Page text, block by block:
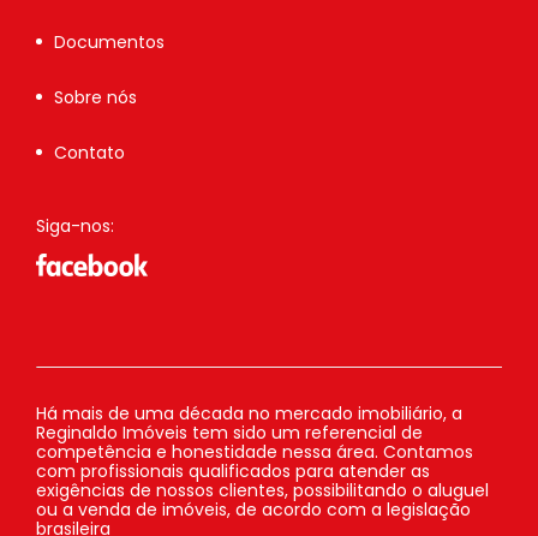
Documentos
Sobre nós
Contato
Siga-nos:
Há mais de uma década no mercado imobiliário, a
Reginaldo Imóveis tem sido um referencial de
competência e honestidade nessa área. Contamos
com profissionais qualificados para atender as
exigências de nossos clientes, possibilitando o aluguel
ou a venda de imóveis, de acordo com a legislação
brasileira